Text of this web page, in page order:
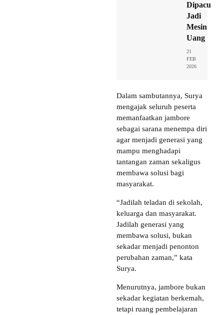
Dipacu
Jadi
Mesin
Uang
21
FEB
2026
Dalam sambutannya, Surya
mengajak seluruh peserta
memanfaatkan jambore
sebagai sarana menempa diri
agar menjadi generasi yang
mampu menghadapi
tantangan zaman sekaligus
membawa solusi bagi
masyarakat.
“Jadilah teladan di sekolah,
keluarga dan masyarakat.
Jadilah generasi yang
membawa solusi, bukan
sekadar menjadi penonton
perubahan zaman,” kata
Surya.
Menurutnya, jambore bukan
sekadar kegiatan berkemah,
tetapi ruang pembelajaran